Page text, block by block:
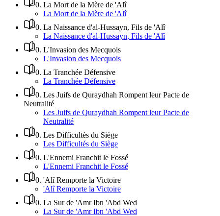
0. La Mort de la Mère de 'Alî
La Mort de la Mère de 'Alî
0. La Naissance d'al-Hussayn, Fils de 'Alî
La Naissance d'al-Hussayn, Fils de 'Alî
0. L'Invasion des Mecquois
L'Invasion des Mecquois
0. La Tranchée Défensive
La Tranchée Défensive
0. Les Juifs de Quraydhah Rompent leur Pacte de
Neutralité
Les Juifs de Quraydhah Rompent leur Pacte de
Neutralité
0. Les Difficultés du Siège
Les Difficultés du Siège
0. L'Ennemi Franchit le Fossé
L'Ennemi Franchit le Fossé
0. 'Alî Remporte la Victoire
'Alî Remporte la Victoire
0. La Sur de 'Amr Ibn 'Abd Wed
La Sur de 'Amr Ibn 'Abd Wed